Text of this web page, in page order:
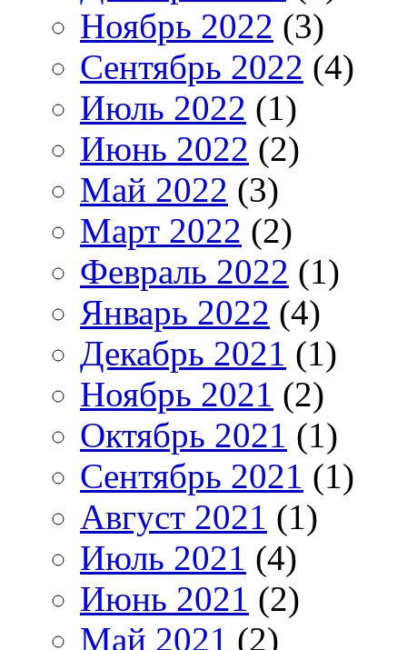
Ноябрь 2022 (3)
Сентябрь 2022 (4)
Июль 2022 (1)
Июнь 2022 (2)
Май 2022 (3)
Март 2022 (2)
Февраль 2022 (1)
Январь 2022 (4)
Декабрь 2021 (1)
Ноябрь 2021 (2)
Октябрь 2021 (1)
Сентябрь 2021 (1)
Август 2021 (1)
Июль 2021 (4)
Июнь 2021 (2)
Май 2021 (2)